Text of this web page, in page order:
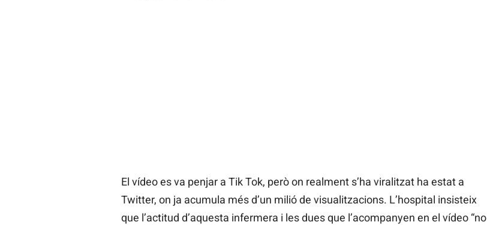
El vídeo es va penjar a Tik Tok, però on realment s’ha viralitzat ha estat a
Twitter, on ja acumula més d’un milió de visualitzacions. L’hospital insisteix
que l’actitud d’aquesta infermera i les dues que l’acompanyen en el vídeo “no